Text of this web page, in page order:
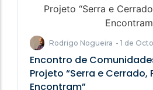
Rodrigo Nogueira - 1 de
Encontro de
Projeto “Serra e Cerrado,
Encontram”